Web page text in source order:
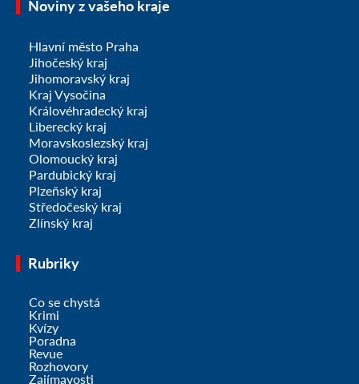
Noviny z vašeho kraje
Hlavní město Praha
Jihočeský kraj
Jihomoravský kraj
Kraj Vysočina
Královéhradecký kraj
Liberecký kraj
Moravskoslezský kraj
Olomoucký kraj
Pardubický kraj
Plzeňský kraj
Středočeský kraj
Zlínský kraj
Rubriky
Co se chystá
Krimi
Kvízy
Poradna
Revue
Rozhovory
Zajímavosti